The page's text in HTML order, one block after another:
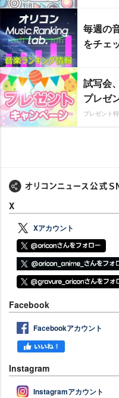
毎週の
をチェ
試写会
プレゼ
プレゼント
X
Xアカウント
Facebook
Facebookアカウント
Instagram
Instagramアカウント